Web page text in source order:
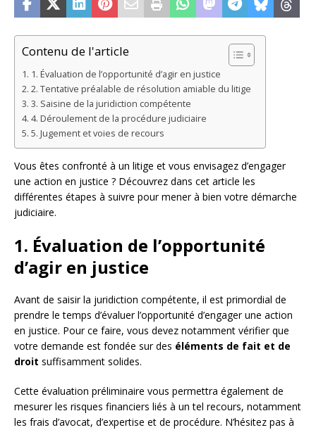
Contenu de l'article
1. Évaluation de l’opportunité d’agir en justice
2. Tentative préalable de résolution amiable du litige
3. Saisine de la juridiction compétente
4. Déroulement de la procédure judiciaire
5. Jugement et voies de recours
Vous êtes confronté à un litige et vous envisagez d’engager
une action en justice ? Découvrez dans cet article les
différentes étapes à suivre pour mener à bien votre démarche
judiciaire.
1. Évaluation de l’opportunité
d’agir en justice
Avant de saisir la juridiction compétente, il est primordial de
prendre le temps d’évaluer l’opportunité d’engager une action
en justice. Pour ce faire, vous devez notamment vérifier que
votre demande est fondée sur des éléments de fait et de
droit suffisamment solides.
Cette évaluation préliminaire vous permettra également de
mesurer les risques financiers liés à un tel recours, notamment
les frais d’avocat, d’expertise et de procédure. N’hésitez pas à